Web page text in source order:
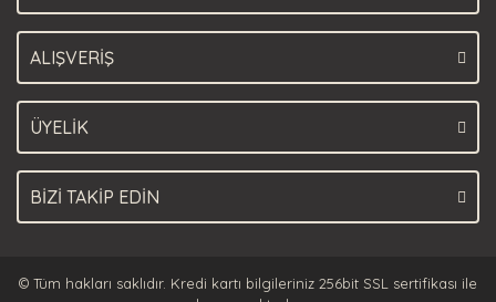
ALIŞVERİŞ
ÜYELİK
BİZİ TAKİP EDİN
© Tüm hakları saklıdır. Kredi kartı bilgileriniz 256bit SSL sertifikası ile